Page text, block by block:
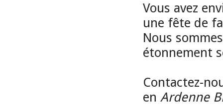
Vous avez
une fête de
Nous
étonnement
Contactez-
en Ardenne